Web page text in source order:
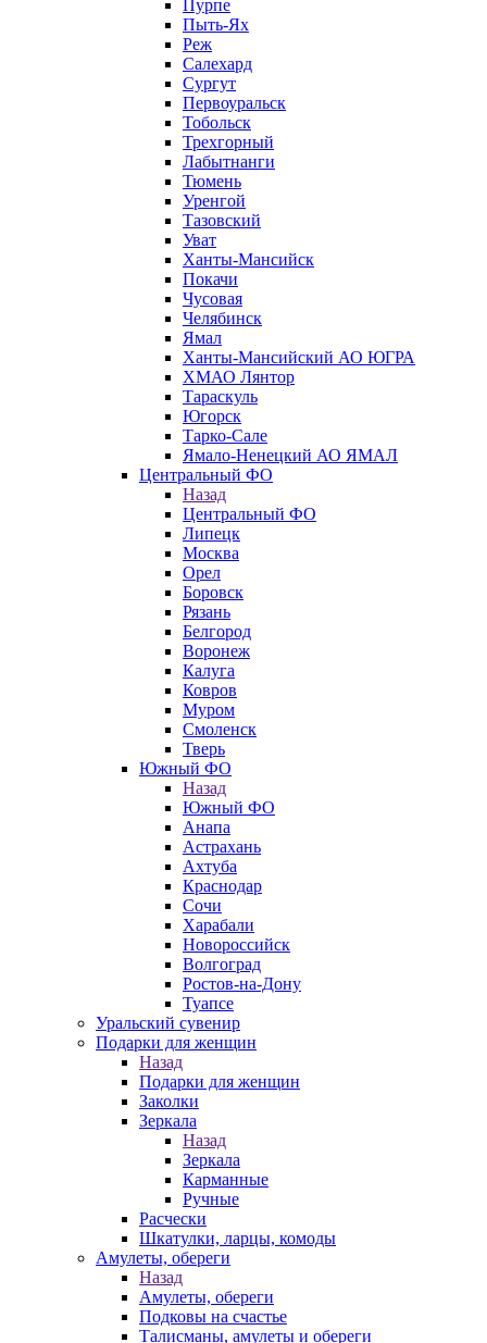
Пурпе
Пыть-Ях
Реж
Салехард
Сургут
Первоуральск
Тобольск
Трехгорный
Лабытнанги
Тюмень
Уренгой
Тазовский
Уват
Ханты-Мансийск
Покачи
Чусовая
Челябинск
Ямал
Ханты-Мансийский АО ЮГРА
ХМАО Лянтор
Тараскуль
Югорск
Тарко-Сале
Ямало-Ненецкий АО ЯМАЛ
Центральный ФО
Назад
Центральный ФО
Липецк
Москва
Орел
Боровск
Рязань
Белгород
Воронеж
Калуга
Ковров
Муром
Смоленск
Тверь
Южный ФО
Назад
Южный ФО
Анапа
Астрахань
Ахтуба
Краснодар
Сочи
Харабали
Новороссийск
Волгоград
Ростов-на-Дону
Туапсе
Уральский сувенир
Подарки для женщин
Назад
Подарки для женщин
Заколки
Зеркала
Назад
Зеркала
Карманные
Ручные
Расчески
Шкатулки, ларцы, комоды
Амулеты, обереги
Назад
Амулеты, обереги
Подковы на счастье
Талисманы, амулеты и обереги